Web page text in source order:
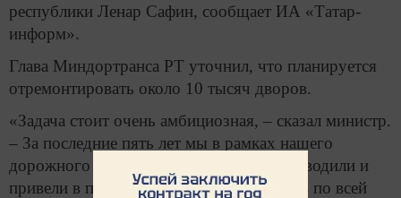
республики Ленар Сафин, сообщает ИА «Татар-
информ».
Глава Миндортранса РТ уточнил, что планируется
отремонтировать около 10 тысяч дворов.
«Задача стоит очень амбициозная, – сказал министр.
– За последние пять лет мы в рамках нашего
дорожного фонда такую программу проводили и
привели в порядок более 3,5 тыс. дворов по всей